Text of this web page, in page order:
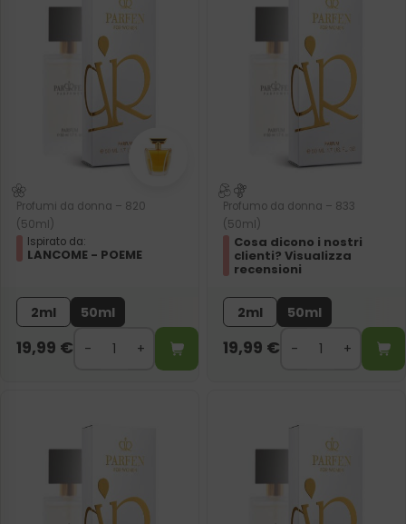
Profumi da donna – 820
(50ml)
Ispirato da:
LANCOME - POEME
2ml 50ml
19,99 €
Profumo da donna – 833
(50ml)
Cosa dicono i nostri
clienti? Visualizza
recensioni
2ml 50ml
19,99 €